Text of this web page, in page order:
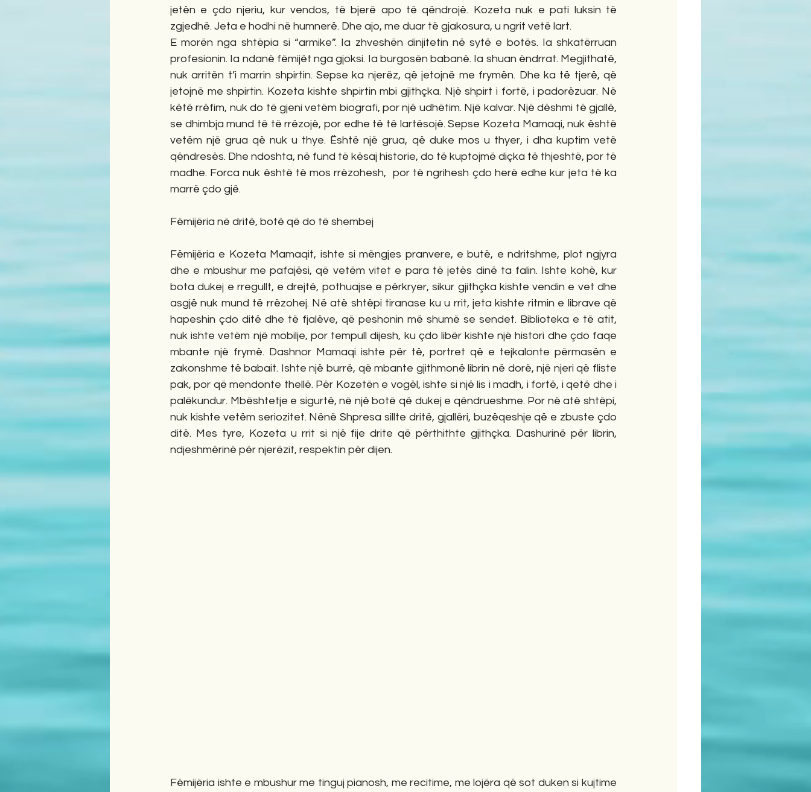
jetën e çdo njeriu, kur vendos, të bjerë apo të qëndrojë. Kozeta nuk e pati luksin të
zgjedhë. Jeta e hodhi në humnerë. Dhe ajo, me duar të gjakosura, u ngrit vetë lart.
E morën nga shtëpia si “armike”. Ia zhveshën dinjitetin në sytë e botës. Ia shkatërruan
profesionin. Ia ndanë fëmijët nga gjoksi. Ia burgosën babanë. Ia shuan ëndrrat. Megjithatë,
nuk arritën t’i marrin shpirtin. Sepse ka njerëz, që jetojnë me frymën. Dhe ka të tjerë, që
jetojnë me shpirtin. Kozeta kishte shpirtin mbi gjithçka. Një shpirt i fortë, i padorëzuar. Në
këtë rrëfim, nuk do të gjeni vetëm biografi, por një udhëtim. Një kalvar. Një dëshmi të gjallë,
se dhimbja mund të të rrëzojë, por edhe të të lartësojë. Sepse Kozeta Mamaqi, nuk është
vetëm një grua që nuk u thye. Është një grua, që duke mos u thyer, i dha kuptim vetë
qëndresës. Dhe ndoshta, në fund të kësaj historie, do të kuptojmë diçka të thjeshtë, por të
madhe. Forca nuk është të mos rrëzohesh,  por të ngrihesh çdo herë edhe kur jeta të ka
marrë çdo gjë.
Fëmijëria në dritë, botë që do të shembej
Fëmijëria e Kozeta Mamaqit, ishte si mëngjes pranvere, e butë, e ndritshme, plot ngjyra
dhe e mbushur me pafajësi, që vetëm vitet e para të jetës dinë ta falin. Ishte kohë, kur
bota dukej e rregullt, e drejtë, pothuajse e përkryer, sikur gjithçka kishte vendin e vet dhe
asgjë nuk mund të rrëzohej. Në atë shtëpi tiranase ku u rrit, jeta kishte ritmin e librave që
hapeshin çdo ditë dhe të fjalëve, që peshonin më shumë se sendet. Biblioteka e të atit,
nuk ishte vetëm një mobilje, por tempull dijesh, ku çdo libër kishte një histori dhe çdo faqe
mbante një frymë. Dashnor Mamaqi ishte për të, portret që e tejkalonte përmasën e
zakonshme të babait. Ishte një burrë, që mbante gjithmonë librin në dorë, një njeri që fliste
pak, por që mendonte thellë. Për Kozetën e vogël, ishte si një lis i madh, i fortë, i qetë dhe i
palëkundur. Mbështetje e sigurtë, në një botë që dukej e qëndrueshme. Por në atë shtëpi,
nuk kishte vetëm seriozitet. Nënë Shpresa sillte dritë, gjallëri, buzëqeshje që e zbuste çdo
ditë. Mes tyre, Kozeta u rrit si një fije drite që përthithte gjithçka. Dashurinë për librin,
ndjeshmërinë për njerëzit, respektin për dijen.
Fëmijëria ishte e mbushur me tinguj pianosh, me recitime, me lojëra që sot duken si kujtime